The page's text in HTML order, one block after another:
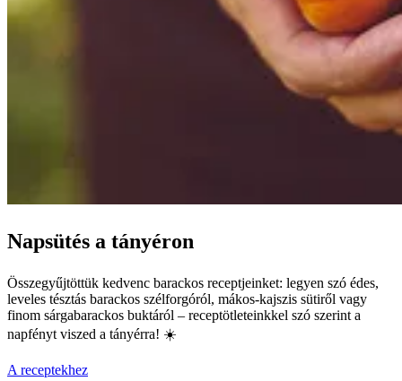
Napsütés a tányéron
Összegyűjtöttük kedvenc barackos receptjeinket: legyen szó édes,
leveles tésztás barackos szélforgóról, mákos-kajszis sütiről vagy
finom sárgabarackos buktáról – receptötleteinkkel szó szerint a
napfényt viszed a tányérra! ☀️
A receptekhez